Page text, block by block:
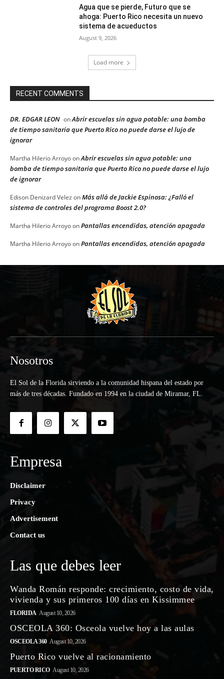
Agua que se pierde, Futuro que se
ahoga: Puerto Rico necesita un nuevo
sistema de acueductos
August 9, 2026
Load more
RECENT COMMENTS
DR. EDGAR LEON onAbrir escuelas sin agua potable: una bomba
de tiempo sanitaria que Puerto Rico no puede darse el lujo de
ignorar
Martha Hilerio ArroyoonAbrir escuelas sin agua potable: una
bomba de tiempo sanitaria que Puerto Rico no puede darse el lujo
de ignorar
Edison Denizard Velez onMás allá de Jackie Espinosa: ¿Falló el
sistema de controles del programa Boost 2.0?
Martha Hilerio ArroyoonPantallas encendidas, atención apagada
Martha Hilerio ArroyoonPantallas encendidas, atención apagada
Nosotros
El Sol de la Florida sirviendo a la comunidad hispana del estado por
más de tres décadas. Fundado en 1994 en la ciudad de Miramar, FL.
Empresa
Disclaimer
Privacy
Advertisement
Contact us
Las que debes leer
Wanda Román responde: crecimiento, costo de vida,
vivienda y sus primeros 100 días en Kissimmee
FLORIDA August 10, 2026
OSCEOLA 360: Osceola vuelve hoy a las aulas
OSCEOLA 360 August 10, 2026
Puerto Rico vuelve al racionamiento
PUERTO RICO August 10, 2026